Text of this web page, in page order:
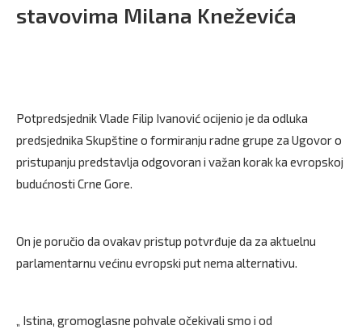
stavovima Milana Kneževića
Potpredsjednik Vlade Filip Ivanović ocijenio je da odluka
predsjednika Skupštine o formiranju radne grupe za Ugovor o
pristupanju predstavlja odgovoran i važan korak ka evropskoj
budućnosti Crne Gore.
On je poručio da ovakav pristup potvrđuje da za aktuelnu
parlamentarnu većinu evropski put nema alternativu.
„ Istina, gromoglasne pohvale očekivali smo i od